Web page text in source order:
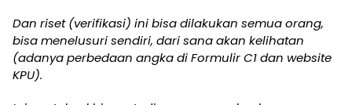
Dan riset (verifikasi) ini bisa dilakukan semua orang,
bisa menelusuri sendiri, dari sana akan kelihatan
(adanya perbedaan angka di Formulir C1 dan website
KPU).